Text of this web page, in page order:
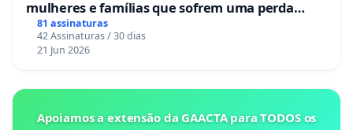
mulheres e famílias que sofrem uma perda
gestacional nos hospitais portugueses
81 assinaturas
42 Assinaturas / 30 dias
21 Jun 2026
Apoiamos a extensão da GAACTA para TODOS os